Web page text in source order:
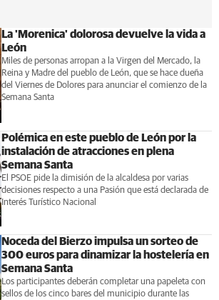
La 'Morenica' dolorosa devuelve la vida a
León
Miles de personas arropan a la Virgen del Mercado, la
Reina y Madre del pueblo de León, que se hace dueña
del Viernes de Dolores para anunciar el comienzo de la
Semana Santa
Polémica en este pueblo de León por la
instalación de atracciones en plena
Semana Santa
El PSOE pide la dimisión de la alcaldesa por varias
decisiones respecto a una Pasión que está declarada de
Interés Turístico Nacional
Noceda del Bierzo impulsa un sorteo de
300 euros para dinamizar la hostelería en
Semana Santa
Los participantes deberán completar una papeleta con
sellos de los cinco bares del municipio durante las